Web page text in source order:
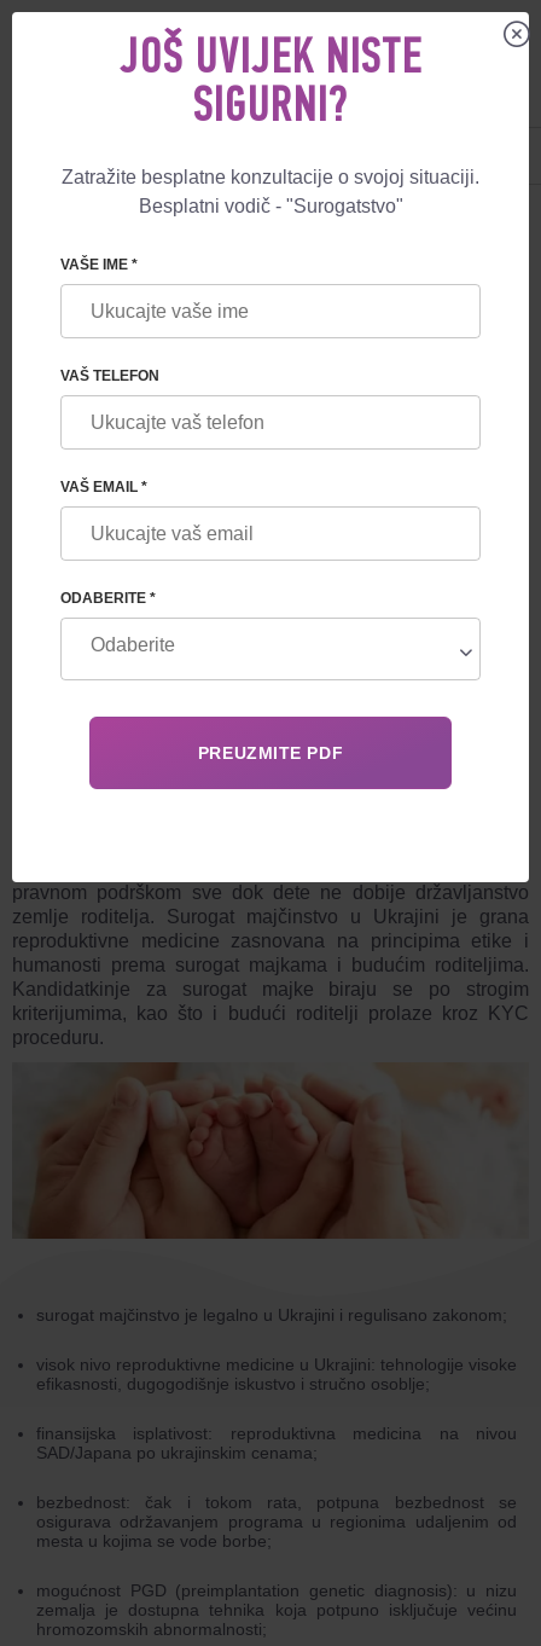
HETEROSEKSUALNI BRAČNI ILI
NEVENČANI PAR
tehnološki, pouzdan i siguran način da postanu roditelji.
Izaberite svoj program i fokusirajte se na radosnom
>OSTAVITE ZAHTJEV
SUROGAT MAJČINSTVO U UKRAJINI
Feskov Human Reproduction Group nudi programe za
pravnom podrškom sve dok dete ne dobije državljanstvo
zemlje roditelja. Surogat majčinstvo u Ukrajini je grana
reproduktivne medicine zasnovana na principima etike i
humanosti prema surogat majkama i budućim roditeljima.
Kandidatkinje za surogat majke biraju se po strogim
kriterijumima, kao što i budući roditelji prolaze kroz KYC
proceduru.
surogat majčinstvo je legalno u Ukrajini i regulisano zakonom;
visok nivo reproduktivne medicine u Ukrajini: tehnologije visoke
efikasnosti, dugogodišnje iskustvo i stručno osoblje;
finansijska isplativost: reproduktivna medicina na nivou
SAD/Japana po ukrajinskim cenama;
bezbednost: čak i tokom rata, potpuna bezbednost se
osigurava održavanjem programa u regionima udaljenim od
mesta u kojima se vode borbe;
mogućnost PGD (preimplantation genetic diagnosis): u nizu
zemalja je dostupna tehnika koja potpuno isključuje većinu
hromozomskih abnormalnosti;
JOŠ UVIJEK NISTE
SIGURNI?
Zatražite besplatne konzultacije o svojoj situaciji.
Besplatni vodič - "Surogatstvo"
VAŠE IME *
VAŠ TELEFON
VAŠ EMAIL *
ODABERITE *